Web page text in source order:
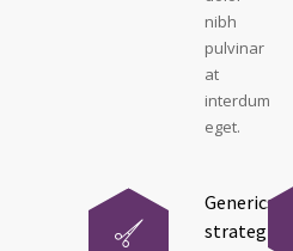
nibh
pulvinar
at
interdum
eget.
Generics
strategies